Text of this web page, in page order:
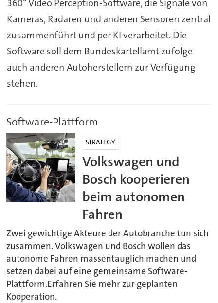
360° Video Perception-Software, die Signale von
Kameras, Radaren und anderen Sensoren zentral
zusammenführt und per KI verarbeitet. Die
Software soll dem Bundeskartellamt zufolge
auch anderen Autoherstellern zur Verfügung
stehen.
Software-Plattform
STRATEGY
Volkswagen und
Bosch kooperieren
beim autonomen
Fahren
Zwei gewichtige Akteure der Autobranche tun sich
zusammen. Volkswagen und Bosch wollen das
autonome Fahren massentauglich machen und
setzen dabei auf eine gemeinsame Software-
Plattform.Erfahren Sie mehr zur geplanten
Kooperation.